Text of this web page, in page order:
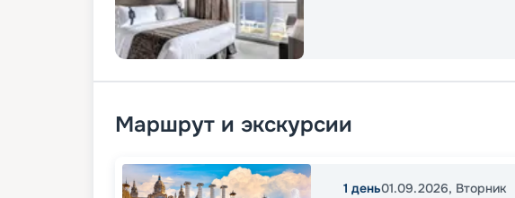
Маршрут и экскурсии
1 день01.09.2026, Вторник